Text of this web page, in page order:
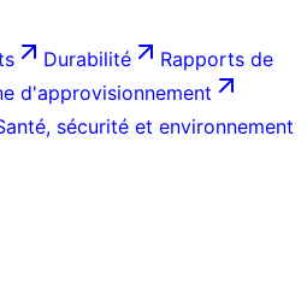
Durabilité
Rapports de
d'approvisionnement
sécurité et environnement